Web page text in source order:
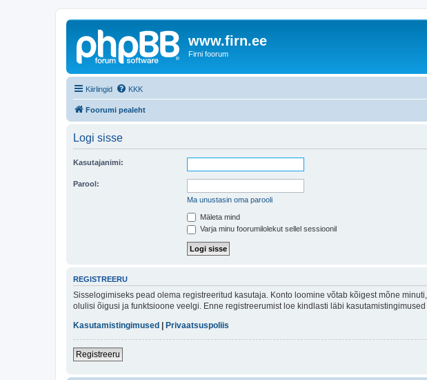
www.firn.ee
Firni foorum
Kiirlingid KKK
Foorumi pealeht
Logi sisse
Kasutajanimi:
Parool:
Ma unustasin oma parooli
Mäleta mind
Varja minu foorumilolekut sellel sessioonil
REGISTREERU
Sisselogimiseks pead olema registreeritud kasutaja. Konto loomine võtab kõigest mõne
olulisi õigusi ja funktsioone veelgi. Enne registreerumist loe kindlasti läbi
Kasutamistingimused
Privaatsuspoliis
Registreeru